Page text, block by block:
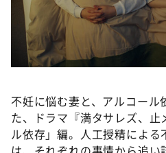
DAIGOも台所 ～きょうの
本日はダイアンなり！シー
朝だ！生です旅サラダ
ＬＩＦＥ～夢のカタチ～
新婚さんいらっしゃい！
ポツンと一軒家
不妊に悩む妻と、アルコール
た、ドラマ『満タサレズ、
ル依存」編。人工授精によ